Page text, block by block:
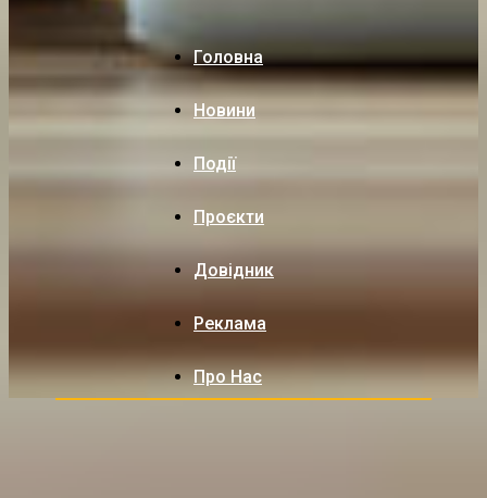
Головна
Новини
Події
Проєкти
Довідник
Реклама
Про Нас